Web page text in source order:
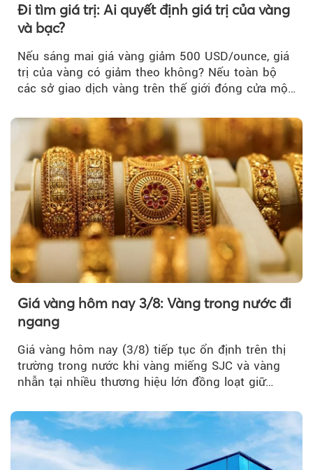
Đi tìm giá trị: Ai quyết định giá trị của vàng
và bạc?
Nếu sáng mai giá vàng giảm 500 USD/ounce, giá
trị của vàng có giảm theo không? Nếu toàn bộ
các sở giao dịch vàng trên thế giới đóng cửa một
Giá vàng hôm nay 3/8: Vàng trong nước đi
ngang
Giá vàng hôm nay (3/8) tiếp tục ổn định trên thị
trường trong nước khi vàng miếng SJC và vàng
nhẫn tại nhiều thương hiệu lớn đồng loạt giữ